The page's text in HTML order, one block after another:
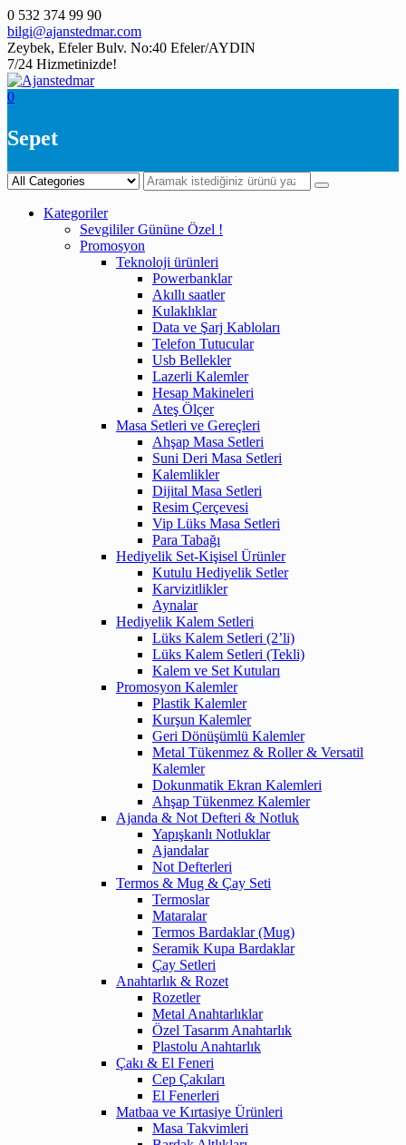
Skip
to
content
0 532 374 99 90
bilgi@ajanstedmar.com
Zeybek, Efeler Bulv. No:40 Efeler/AYDIN
7/24 Hizmetinizde!
0
Sepet
Kategoriler
Sevgililer Gününe Özel !
Promosyon
Teknoloji ürünleri
Powerbanklar
Akıllı saatler
Kulaklıklar
Data ve Şarj Kabloları
Telefon Tutucular
Usb Bellekler
Lazerli Kalemler
Hesap Makineleri
Ateş Ölçer
Masa Setleri ve Gereçleri
Ahşap Masa Setleri
Suni Deri Masa Setleri
Kalemlikler
Dijital Masa Setleri
Resim Çerçevesi
Vip Lüks Masa Setleri
Para Tabağı
Hediyelik Set-Kişisel Ürünler
Kutulu Hediyelik Setler
Karvizitlikler
Aynalar
Hediyelik Kalem Setleri
Lüks Kalem Setleri (2’li)
Lüks Kalem Setleri (Tekli)
Kalem ve Set Kutuları
Promosyon Kalemler
Plastik Kalemler
Kurşun Kalemler
Geri Dönüşümlü Kalemler
Metal Tükenmez & Roller & Versatil
Kalemler
Dokunmatik Ekran Kalemleri
Ahşap Tükenmez Kalemler
Ajanda & Not Defteri & Notluk
Yapışkanlı Notluklar
Ajandalar
Not Defterleri
Termos & Mug & Çay Seti
Termoslar
Mataralar
Termos Bardaklar (Mug)
Seramik Kupa Bardaklar
Çay Setleri
Anahtarlık & Rozet
Rozetler
Metal Anahtarlıklar
Özel Tasarım Anahtarlık
Plastolu Anahtarlık
Çakı & El Feneri
Cep Çakıları
El Fenerleri
Matbaa ve Kırtasiye Ürünleri
Masa Takvimleri